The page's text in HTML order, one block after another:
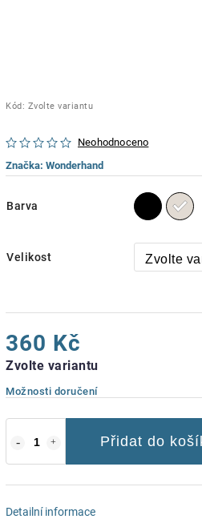
Kód: Zvolte variantu
Neohodnoceno
Značka: Wonderhand
Barva
Velikost
360 Kč
Zvolte variantu
Možnosti doručení
Přidat do
Detailní informace